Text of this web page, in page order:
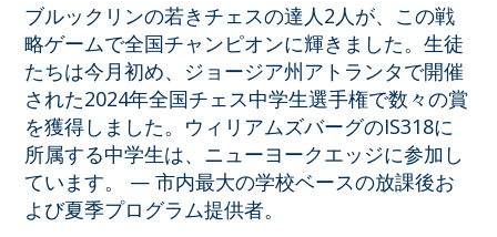
ブルックリンの若きチェスの達人2人が、この戦
略ゲームで全国チャンピオンに輝きました。生徒
たちは今月初め、ジョージア州アトランタで開催
された2024年全国チェス中学生選手権で数々の賞
を獲得しました。ウィリアムズバーグのIS318に
所属する中学生は、ニューヨークエッジに参加し
ています。 — 市内最大の学校ベースの放課後お
よび夏季プログラム提供者。